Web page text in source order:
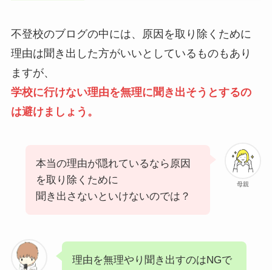
不登校のブログの中には、原因を取り除くために
理由は聞き出した方がいいとしているものもあり
ますが、
学校に行けない理由を無理に聞き出そうとするの
は避けましょう。
母親
本当の理由が隠れているなら原因
を取り除くために
聞き出さないといけないのでは？
理由を無理やり聞き出すのはNGで